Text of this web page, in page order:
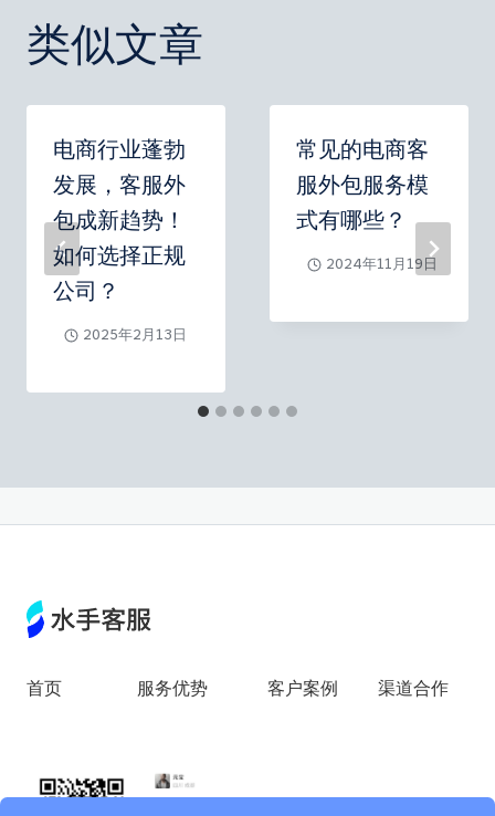
航
类似文章
电商行业蓬勃
发展，客服外
包成新趋势！
如何选择正规
公司？
2025年2月13日
常见的电商客
服外包服务模
式有哪些？
2024年11月19日
首页 服务优势 客户案例 渠道合作